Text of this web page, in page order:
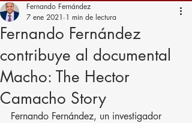
Fernando Fernández
contribuye al documental
Macho: The Hector
Camacho Story
Fernando Fernández
7 ene 2021 1 min de lectura
Fernando Fernández, un investigador